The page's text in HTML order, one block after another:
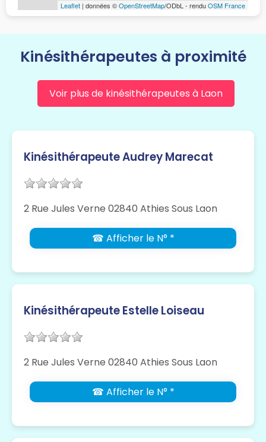
Leaflet | données ©OpenStreetMap/ODbL - renduOSM France
Kinésithérapeutes à proximité
Voir plus de kinésithérapeutes à Laon
Kinésithérapeute Audrey Marecat
2 Rue Jules Verne 02840 Athies Sous Laon
☎ Afficher le N° *
Kinésithérapeute Estelle Loiseau
2 Rue Jules Verne 02840 Athies Sous Laon
☎ Afficher le N° *